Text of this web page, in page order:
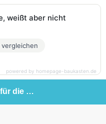
Förderverein für die Wilhelm-Götze-Schule Wusterwitz e.V.
weißt aber nicht
powered by homepage-baukasten.de